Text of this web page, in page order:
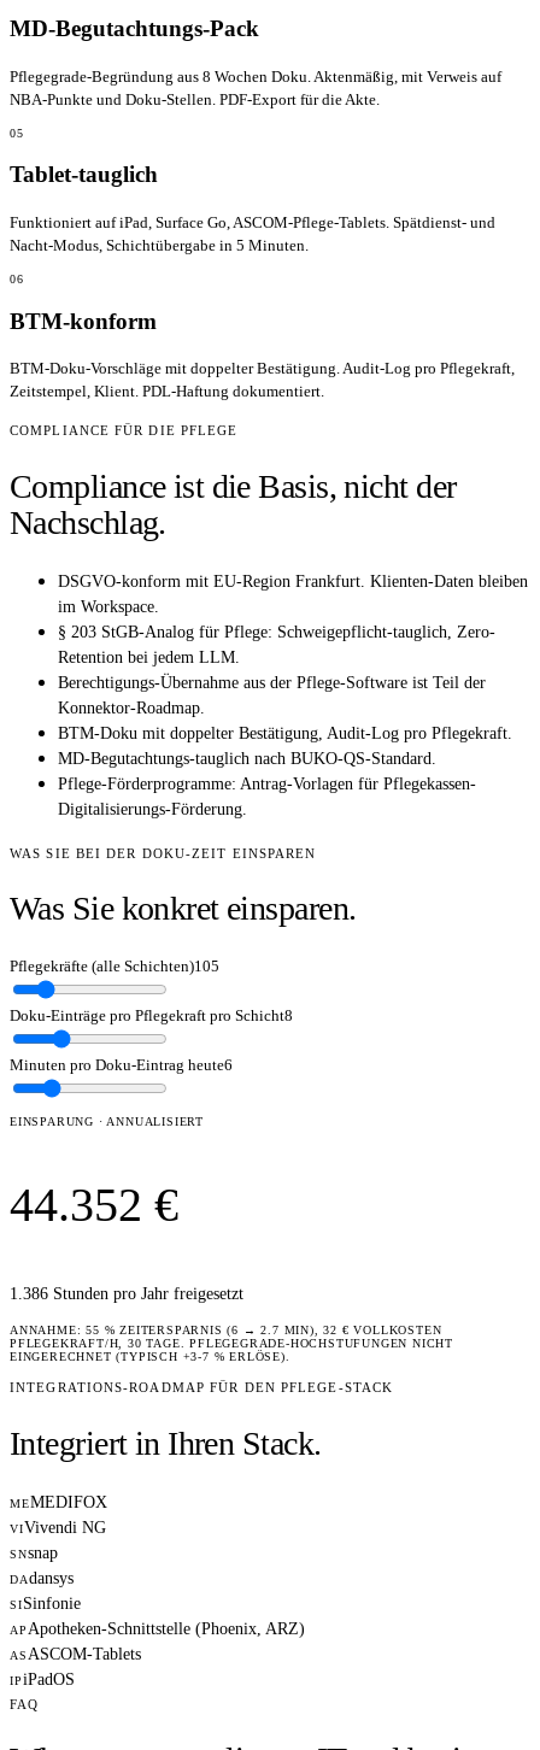
MD-Begutachtungs-Pack
Pflegegrade-Begründung aus 8 Wochen Doku. Aktenmäßig, mit Verweis auf
NBA-Punkte und Doku-Stellen. PDF-Export für die Akte.
05
Tablet-tauglich
Funktioniert auf iPad, Surface Go, ASCOM-Pflege-Tablets. Spätdienst- und
Nacht-Modus, Schichtübergabe in 5 Minuten.
06
BTM-konform
BTM-Doku-Vorschläge mit doppelter Bestätigung. Audit-Log pro Pflegekraft,
Zeitstempel, Klient. PDL-Haftung dokumentiert.
COMPLIANCE FÜR DIE PFLEGE
Compliance ist die Basis, nicht der
Nachschlag.
DSGVO-konform mit EU-Region Frankfurt. Klienten-Daten bleiben
im Workspace.
§ 203 StGB-Analog für Pflege: Schweigepflicht-tauglich, Zero-
Retention bei jedem LLM.
Berechtigungs-Übernahme aus der Pflege-Software ist Teil der
Konnektor-Roadmap.
BTM-Doku mit doppelter Bestätigung, Audit-Log pro Pflegekraft.
MD-Begutachtungs-tauglich nach BUKO-QS-Standard.
Pflege-Förderprogramme: Antrag-Vorlagen für Pflegekassen-
Digitalisierungs-Förderung.
WAS SIE BEI DER DOKU-ZEIT EINSPAREN
Was Sie konkret einsparen.
Pflegekräfte (alle Schichten)105
Doku-Einträge pro Pflegekraft pro Schicht8
Minuten pro Doku-Eintrag heute6
EINSPARUNG · ANNUALISIERT
44.352 €
1.386 Stunden pro Jahr freigesetzt
ANNAHME: 55 % ZEITERSPARNIS (6 → 2.7 MIN), 32 € VOLLKOSTEN
PFLEGEKRAFT/H, 30 TAGE. PFLEGEGRADE-HOCHSTUFUNGEN NICHT
EINGERECHNET (TYPISCH +3-7 % ERLÖSE).
INTEGRATIONS-ROADMAP FÜR DEN PFLEGE-STACK
Integriert in Ihren Stack.
MEMEDIFOX
VIVivendi NG
SNsnap
DAdansys
SISinfonie
AP Apotheken-Schnittstelle (Phoenix, ARZ)
AS ASCOM-Tablets
IPiPadOS
FAQ